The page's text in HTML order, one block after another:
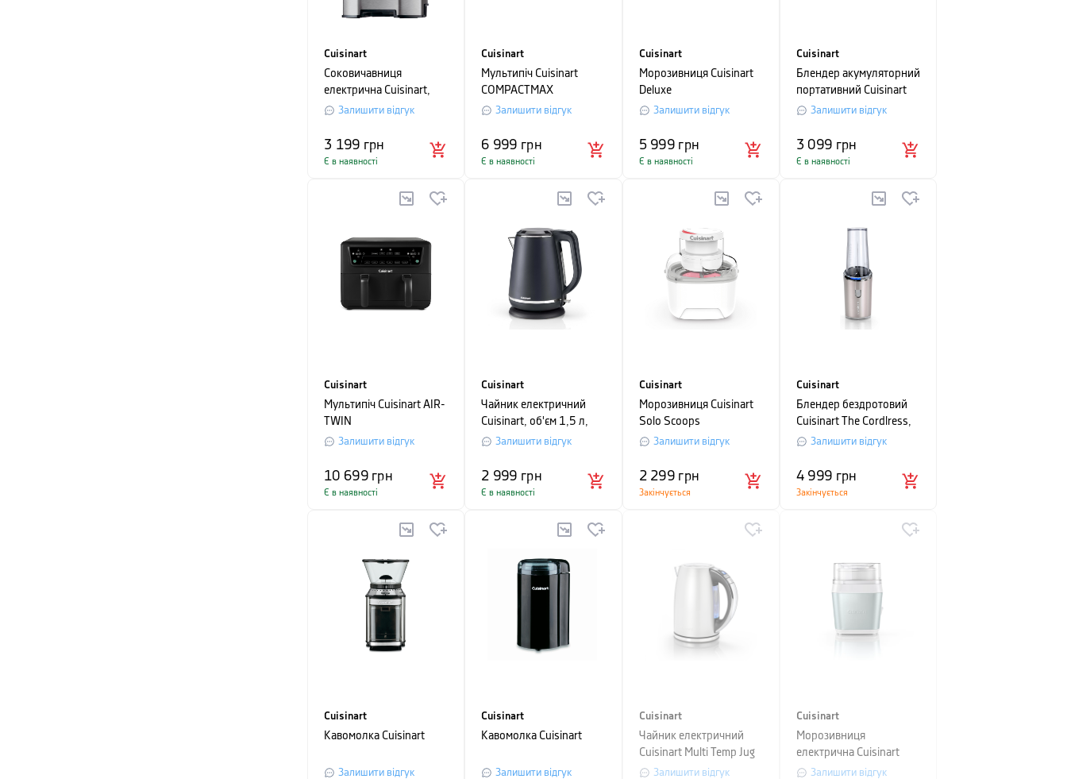
Cuisinart
Соковичавниця
електрична Cuisinart,
сірийЗалишити відгук
3 199 грн
Є в наявності
Cuisinart
Мультипіч Cuisinart
COMPACTMAX
Залишити відгук
6 999 грн
Є в наявності
Cuisinart
Морозивниця Cuisinart
Deluxe
Залишити відгук
5 999 грн
Є в наявності
Cuisinart
Блендер акумуляторний
портативний Cuisinart
Blas & Go, об'єм 0,5 л,
Залишити відгук
3 099 грн
Є в наявності
Cuisinart
Мультипіч Cuisinart AIR-
TWIN
Залишити відгук
10 699грн
Є в наявності
Cuisinart
Чайник електричний
Cuisinart, об'єм 1,5 л,
чорний
Залишити відгук
2 999 грн
Є в наявності
Cuisinart
Морозивниця Cuisinart
Solo Scoops
Залишити відгук
2 299 грн
Закінчується
Cuisinart
Блендер бездротовий
Cuisinart The Cordlress,
сріблясто-сірий
Залишити відгук
4 999 грн
Закінчується
Cuisinart
Кавомолка Cuisinart
Залишити відгук
Cuisinart
Кавомолка Cuisinart
Залишити відгук
Cuisinart
Чайник електричний
Cuisinart Multi Temp Jug
Kettle, об'єм 1,7 л,
Залишити відгук
Cuisinart
Морозивниця
електрична Cuisinart
Style, зелений
Залишити відгук